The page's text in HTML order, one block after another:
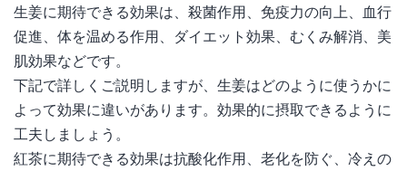
生姜に期待できる効果は、殺菌作用、免疫力の向上、血行
促進、体を温める作用、ダイエット効果、むくみ解消、美
肌効果などです。
下記で詳しくご説明しますが、生姜はどのように使うかに
よって効果に違いがあります。効果的に摂取できるように
工夫しましょう。
紅茶に期待できる効果は抗酸化作用、老化を防ぐ、冷えの